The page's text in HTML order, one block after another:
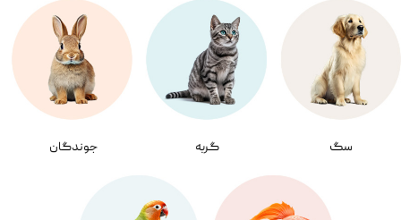
سگ گربه جوندگان